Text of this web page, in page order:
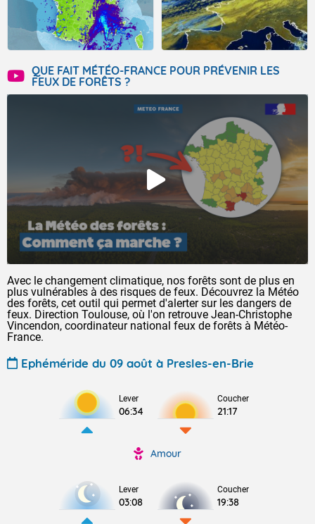
QUE FAIT MÉTÉO-FRANCE POUR PRÉVENIR LES
FEUX DE FORÊTS ?
Avec le changement climatique, nos forêts sont de plus en
plus vulnérables à des risques de feux. Découvrez la Météo
des forêts, cet outil qui permet d'alerter sur les dangers de
feux. Direction Toulouse, où l'on retrouve Jean-Christophe
Vincendon, coordinateur national feux de forêts à Météo-
France.
Ephéméride du 09 août à Presles-en-Brie
Lever
06:34
Coucher
21:17
Amour
Lever
03:08
Coucher
19:38